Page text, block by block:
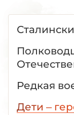
Редкая
Дети –